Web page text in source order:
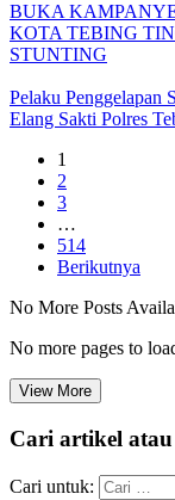
BUKA
KOTA TEBING
STUNTING
Pelaku Penggelapan
Elang Sakti Polres
1
2
3
…
514
Berikutnya
No More Posts
No more pages to
View More
Cari artikel
Cari untuk: